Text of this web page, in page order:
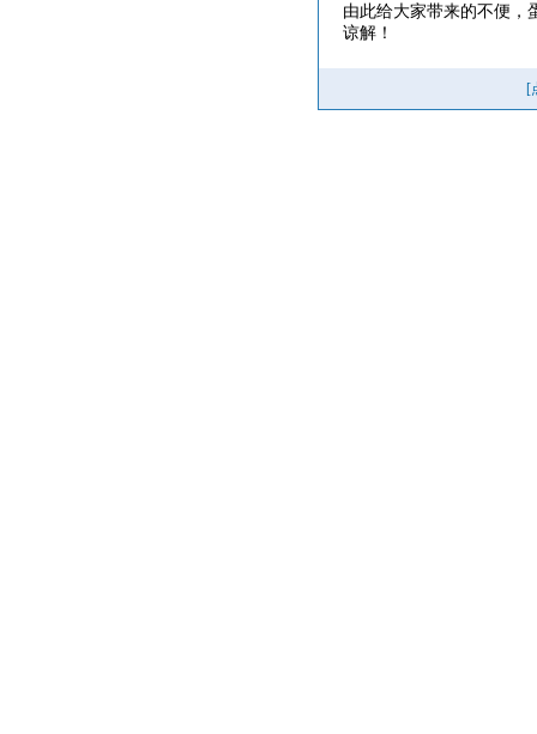
由此给大家带来的不便，
谅解！
[